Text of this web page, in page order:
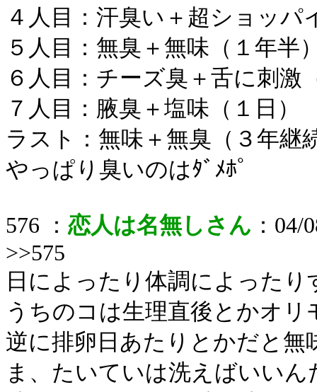
４人目：汗臭い＋超ショッパ
５人目：無臭＋無味（１年半
６人目：チーズ臭＋舌に刺激
７人目：腋臭＋塩味（１日）
ラスト：無味＋無臭（３年継
やっぱり臭いのはﾀﾞﾒﾎﾟ
576 ： 恋人は名無しさん ：04/
>>575
日によったり体調によったり
うちのコは生理直後とかオ
逆に排卵日あたりとかだと無
ま、たいていは洗えばいいん